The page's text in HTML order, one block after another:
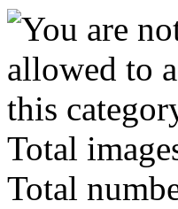
Total
Total